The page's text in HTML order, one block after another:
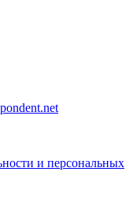
и персональных